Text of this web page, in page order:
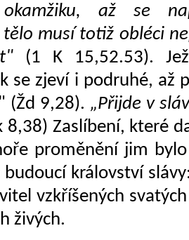
až se
musí totiž obléci
(1 K 15,52.53).
se zjeví i podruhé, až
(Žd 9,28). „Přijde v
8,38) Zaslíbení, které
promě­nění jim
království
vzkříšených
živých.